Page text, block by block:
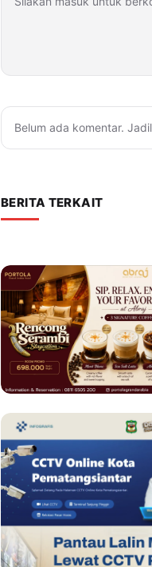
Belum ada komentar.
BERITA TERKAIT